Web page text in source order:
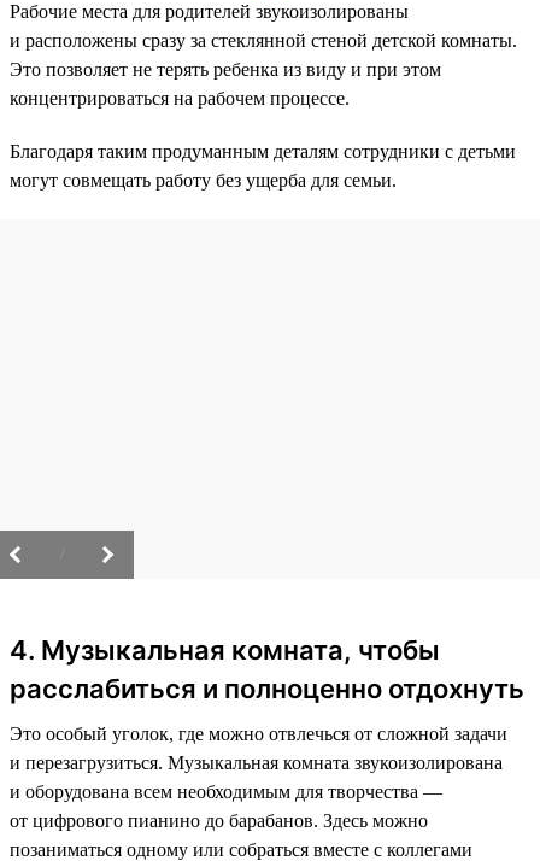
Рабочие места для родителей звукоизолированы
и расположены сразу за стеклянной стеной детской комнаты.
Это позволяет не терять ребенка из виду и при этом
концентрироваться на рабочем процессе.
Благодаря таким продуманным деталям сотрудники с детьми
могут совмещать работу без ущерба для семьи.
4. Музыкальная комната, чтобы
расслабиться и полноценно отдохнуть
Это особый уголок, где можно отвлечься от сложной задачи
и перезагрузиться. Музыкальная комната звукоизолирована
и оборудована всем необходимым для творчества —
от цифрового пианино до барабанов. Здесь можно
позаниматься одному или собраться вместе с коллегами